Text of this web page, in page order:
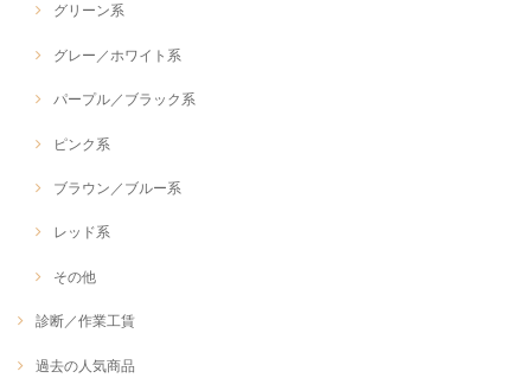
グリーン系
グレー／ホワイト系
パープル／ブラック系
ピンク系
ブラウン／ブルー系
レッド系
その他
診断／作業工賃
過去の人気商品